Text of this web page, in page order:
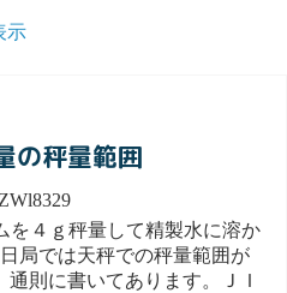
示
の秤量範囲
を４ｇ秤量して精製水に溶か
局では天秤での秤量範囲が
通則に書いてあります。ＪＩ